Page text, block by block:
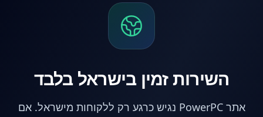
השירות זמין בישראל בלבד
אתר PowerPC נגיש כרגע רק ללקוחות מישראל. אם